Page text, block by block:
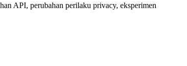
API, perubahan perilaku privacy, eksperimen